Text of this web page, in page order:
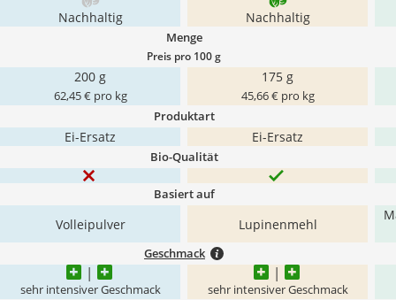
Nachhaltig Nachhaltig
Menge
Preis pro 100 g
200 g
62,45 € pro kg
175 g
45,66 € pro kg
Produktart
Ei-Ersatz Ei-Ersatz
Bio-Qualität
Basiert auf
Volleipulver Lupinenmehl
Geschmack
sehr intensiver Geschmack sehr intensiver Geschmack